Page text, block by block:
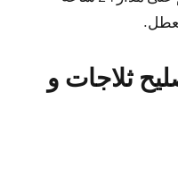
ثلاجات و